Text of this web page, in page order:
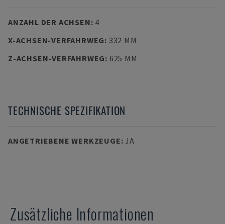
ANZAHL DER ACHSEN: 4
X-ACHSEN-VERFAHRWEG: 332 MM
Z-ACHSEN-VERFAHRWEG: 625 MM
TECHNISCHE SPEZIFIKATION
ANGETRIEBENE WERKZEUGE:JA
Zusätzliche Informationen